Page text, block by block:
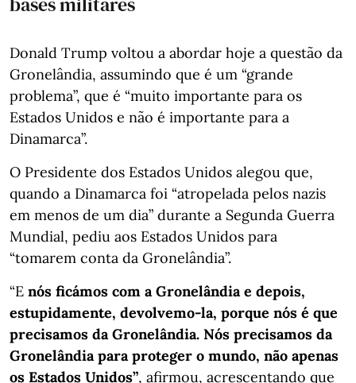
Donald Trump voltou a abordar hoje a questão da
Gronelândia, assumindo que é um “grande
problema”, que é “muito importante para os
Estados Unidos e não é importante para a
Dinamarca”.
O Presidente dos Estados Unidos alegou que,
quando a Dinamarca foi “atropelada pelos nazis
em menos de um dia” durante a Segunda Guerra
Mundial, pediu aos Estados Unidos para
“tomarem conta da Gronelândia”.
“E nós ficámos com a Gronelândia e depois,
estupidamente, devolvemo-la, porque nós é que
precisamos da Gronelândia. Nós precisamos da
Gronelândia para proteger o mundo, não apenas
os Estados Unidos”, afirmou, acrescentando que